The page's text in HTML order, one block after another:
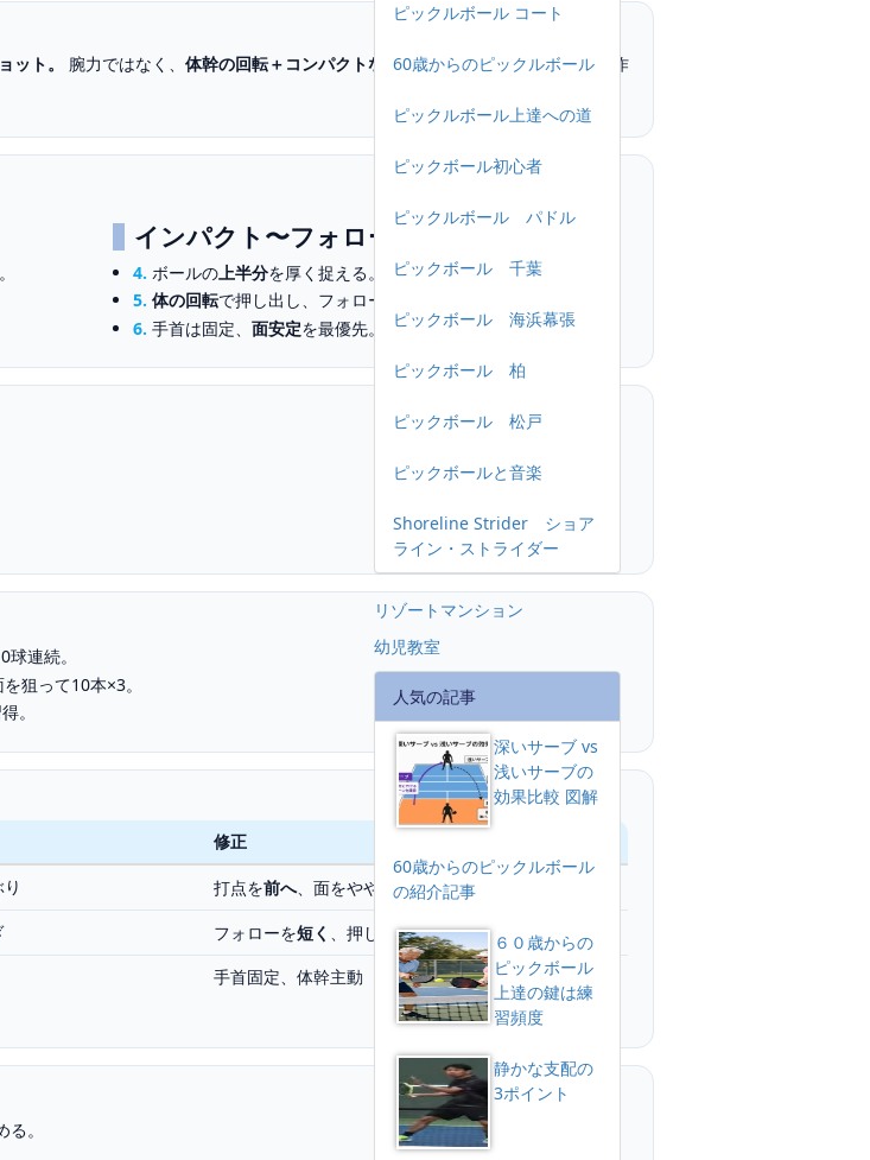
ット。 腕力ではなく、 体幹の回転＋コンパクトな振り抜きでスピードと“重さ”を作
インパクト〜フォロー
4. ボールの 上半分を厚く捉える。
5. 体の回転で押し出し、フォローは
6. 手首は固定、 面安定を最優先。
連続。
狙って10本×3。
。
修正
打点を前へ、面をやや開く
フォローを短く
、押し出す
手首固定、体幹主動
。
ピックルボール コート
60歳からのピックルボール
ピックルボール上達への道
ピックボール初心者
ピックルボール パドル
ピックボール 千葉
ピックボール 海浜幕張
ピックボール 柏
ピックボール 松戸
ピックボールと音楽
Shoreline Strider ショア
ライン・ストライダー
リゾートマンション
幼児教室
人気の記事
深いサーブ vs
浅いサーブの
効果比較 図解
60歳からのピックルボール
の紹介記事
６０歳からの
ピックボール
上達の鍵は練
習頻度
静かな支配の
3ポイント